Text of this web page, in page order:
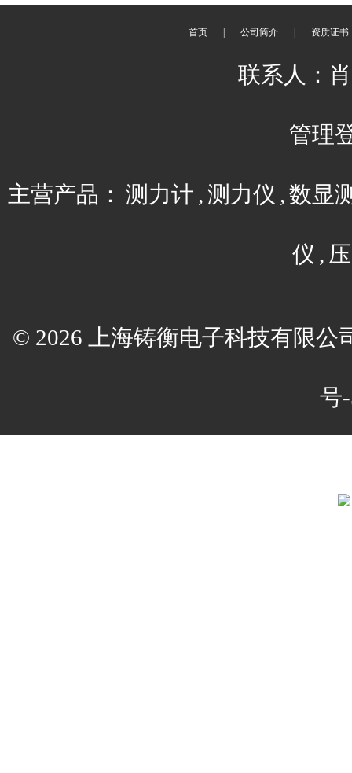
首页 公司简介 资质证书
联系人：
管理
主营产品： 测力计 , 测力仪 , 数显
仪 ,
© 2026 上海铸衡电子科技有限公
号